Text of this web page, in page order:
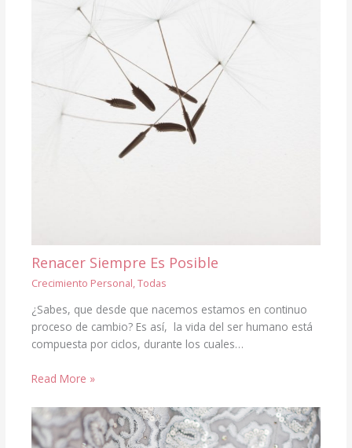
Renacer Siempre Es Posible
Crecimiento Personal,Todas
¿Sabes, que desde que nacemos estamos en continuo
proceso de cambio? Es así, la vida del ser humano está
compuesta por ciclos, durante los cuales…
Read More »